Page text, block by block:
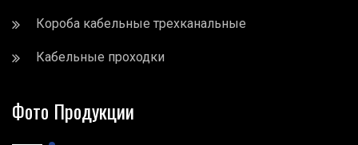
Короба кабельные трехканальные
Кабельные проходки
Фото Продукции